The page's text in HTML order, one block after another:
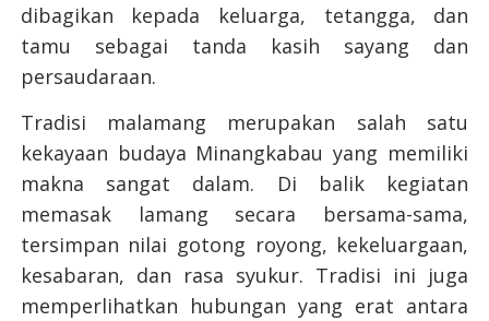
dibagikan kepada keluarga, tetangga, dan
tamu sebagai tanda kasih sayang dan
persaudaraan.
Tradisi malamang merupakan salah satu
kekayaan budaya Minangkabau yang memiliki
makna sangat dalam. Di balik kegiatan
memasak lamang secara bersama-sama,
tersimpan nilai gotong royong, kekeluargaan,
kesabaran, dan rasa syukur. Tradisi ini juga
memperlihatkan hubungan yang erat antara